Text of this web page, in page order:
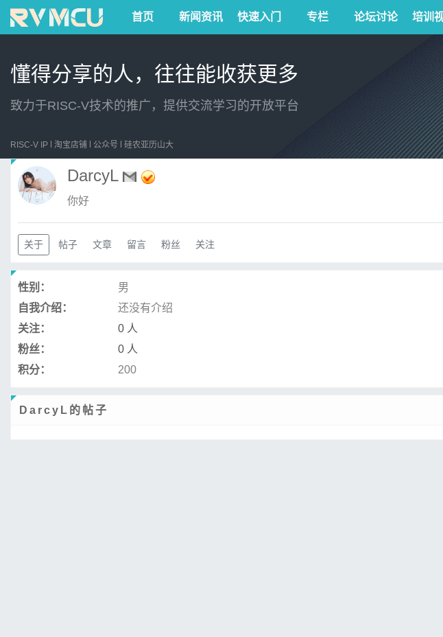
首页 新闻资讯 快速入门 专栏 论坛讨论 培训
懂得分享的人，往往能收获更多
致力于RISC-V技术的推广，提供交流学习的开放平台
RISC-V IP 淘宝店铺 公众号 硅农亚历山大
DarcyL
你好
关于 帖子 文章 留言 粉丝 关注
性别：
男
自我介绍：
还没有介绍
关注：
0 人
粉丝：
0 人
积分：
200
DarcyL的帖子